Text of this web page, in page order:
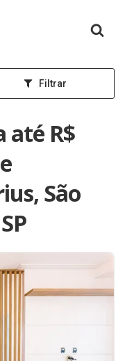
Filtrar
até R$
São